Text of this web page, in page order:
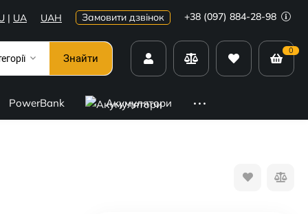
| UA UAH Замовити дзвінок +38 (097) 884-28-98
Знайти
0
PowerBank Акумулятори